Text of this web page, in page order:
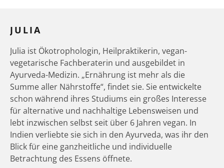
JULIA
Julia ist Ökotrophologin, Heilpraktikerin, vegan-
vegetarische Fachberaterin und ausgebildet in
Ayurveda-Medizin. „Ernährung ist mehr als die
Summe aller Nährstoffe“, findet sie. Sie entwickelte
schon während ihres Studiums ein großes Interesse
für alternative und nachhaltige Lebensweisen und
lebt inzwischen selbst seit über 6 Jahren vegan. In
Indien verliebte sie sich in den Ayurveda, was ihr den
Blick für eine ganzheitliche und individuelle
Betrachtung des Essens öffnete.